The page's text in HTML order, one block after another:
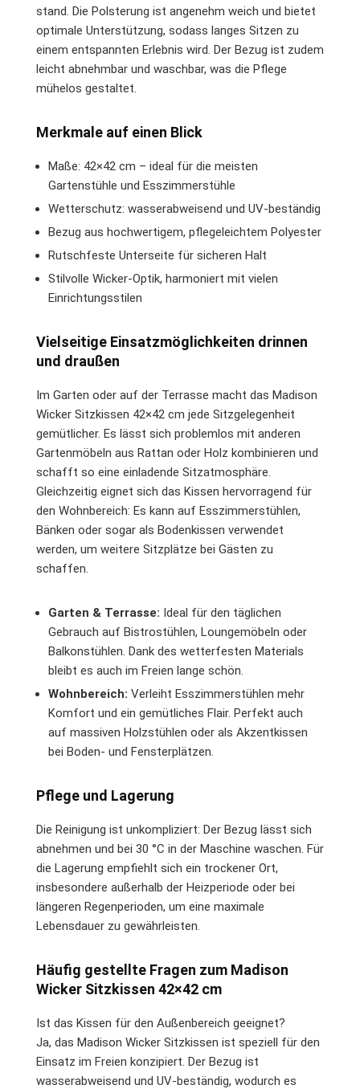
stand. Die Polsterung ist angenehm weich und bietet
optimale Unterstützung, sodass langes Sitzen zu
einem entspannten Erlebnis wird. Der Bezug ist zudem
leicht abnehmbar und waschbar, was die Pflege
mühelos gestaltet.
Merkmale auf einen Blick
Maße: 42×42 cm – ideal für die meisten
Gartenstühle und Esszimmerstühle
Wetterschutz: wasserabweisend und UV-beständig
Bezug aus hochwertigem, pflegeleichtem Polyester
Rutschfeste Unterseite für sicheren Halt
Stilvolle Wicker-Optik, harmoniert mit vielen
Einrichtungsstilen
Vielseitige Einsatzmöglichkeiten drinnen
und draußen
Im Garten oder auf der Terrasse macht das Madison
Wicker Sitzkissen 42×42 cm jede Sitzgelegenheit
gemütlicher. Es lässt sich problemlos mit anderen
Gartenmöbeln aus Rattan oder Holz kombinieren und
schafft so eine einladende Sitzatmosphäre.
Gleichzeitig eignet sich das Kissen hervorragend für
den Wohnbereich: Es kann auf Esszimmerstühlen,
Bänken oder sogar als Bodenkissen verwendet
werden, um weitere Sitzplätze bei Gästen zu
schaffen.
Garten & Terrasse: Ideal für den täglichen
Gebrauch auf Bistrostühlen, Loungemöbeln oder
Balkonstühlen. Dank des wetterfesten Materials
bleibt es auch im Freien lange schön.
Wohnbereich: Verleiht Esszimmerstühlen mehr
Komfort und ein gemütliches Flair. Perfekt auch
auf massiven Holzstühlen oder als Akzentkissen
bei Boden- und Fensterplätzen.
Pflege und Lagerung
Die Reinigung ist unkompliziert: Der Bezug lässt sich
abnehmen und bei 30 °C in der Maschine waschen. Für
die Lagerung empfiehlt sich ein trockener Ort,
insbesondere außerhalb der Heizperiode oder bei
längeren Regenperioden, um eine maximale
Lebensdauer zu gewährleisten.
Häufig gestellte Fragen zum Madison
Wicker Sitzkissen 42×42 cm
Ist das Kissen für den Außenbereich geeignet?
Ja, das Madison Wicker Sitzkissen ist speziell für den
Einsatz im Freien konzipiert. Der Bezug ist
wasserabweisend und UV-beständig, wodurch es